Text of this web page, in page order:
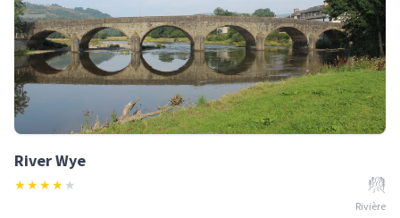
River Wye
★★★★ ★
Rivière